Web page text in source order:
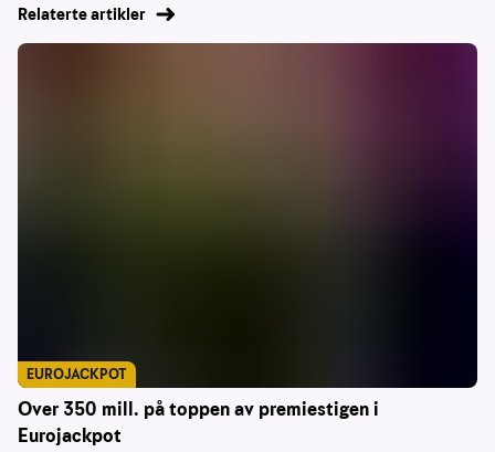
Relaterte artikler
Over 350 mill. på toppen av premiestigen i
Eurojackpot
EUROJACKPOT